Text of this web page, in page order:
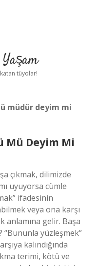
tüyolar!
müdür deyim mi
Mü Deyim Mi
çıkmak, dilimizde
uyuyorsa cümle
ifadesinin
veya ona karşı
anlamına gelir. Başa
“Bununla yüzleşmek”
kalındığında
terimi, kötü ve